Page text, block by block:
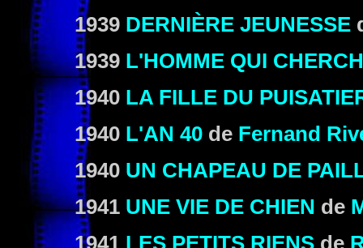
1939 DERNIÈRE JEUNESSE
1939 L'HOMME QUI
1940 LA FILLE DU
1940 L'AN 40 de Fernand
1940 UN CHAPEAU DE
1941 UNE VIE DE CHIEN de
1941 LES PETITS RIENS de